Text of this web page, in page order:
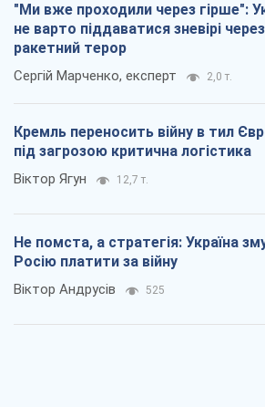
"Ми вже проходили через гірше":
не варто піддаватися зневірі через
ракетний терор
Сергій Марченко, експерт 2,0 т.
Кремль переносить війну в тил
під загрозою критична логістика
Віктор Ягун 12,7 т.
Не помста, а стратегія: Україна
Росію платити за війну
Віктор Андрусів 525